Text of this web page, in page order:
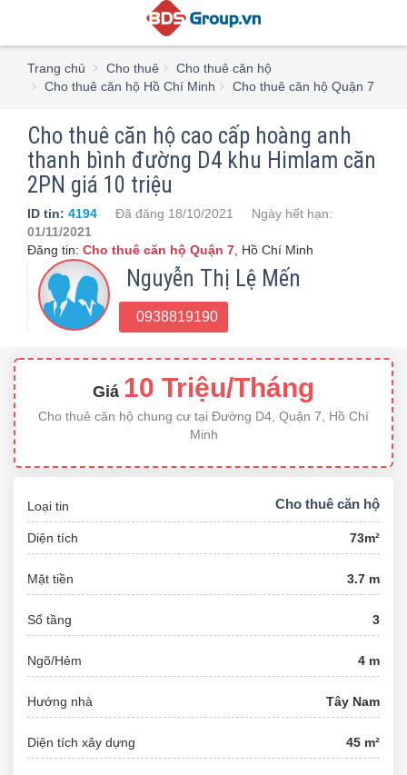
Trang chủ Cho thuê
Cho thuê căn hộ
Cho thuê căn hộ Hồ Chí Minh
Cho thuê căn hộ Quận 7
Cho thuê căn hộ cao cấp hoàng anh
thanh bình đường D4 khu Himlam căn
2PN giá 10 triệu
ID tin: 4194 Đã đăng 18/10/2021
Ngày hết hạn:
01/11/2021
Đăng tin: Cho thuê căn hộ Quận 7 Hồ Chí Minh
Nguyễn Thị Lệ Mến
0938819190
Giá 10 Triệu/Tháng
Cho thuê căn hộ chung cư tại Đường D4, Quận 7, Hồ Chí
Minh
Loại tin Cho thuê căn hộ
Diện tích 73m²
Mặt tiền 3.7 m
Số tầng 3
Ngõ/Hẻm 4 m
Hướng nhà Tây Nam
Diện tích xây dựng 45 m²